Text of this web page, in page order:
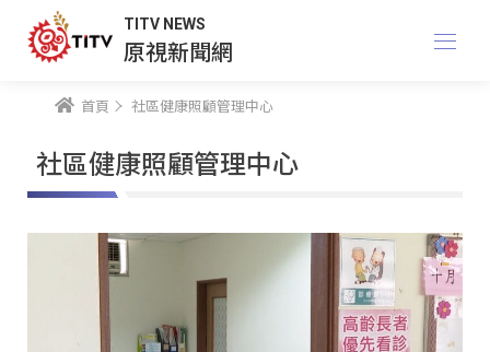
TITV NEWS
原視新聞網
首頁 社區健康照顧管理中心
社區健康照顧管理中心